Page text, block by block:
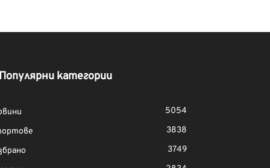
категории
5054
3838
3749